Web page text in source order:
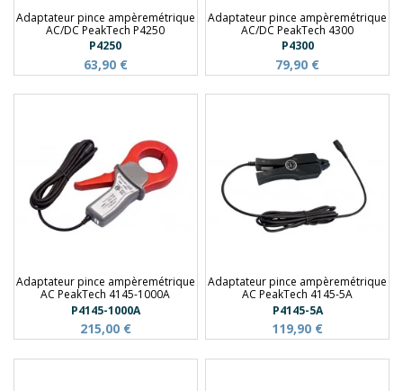
Adaptateur pince ampèremétrique
AC/DC PeakTech P4250
P4250
63,90 €
Adaptateur pince ampèremétrique
AC/DC PeakTech 4300
P4300
79,90 €
Adaptateur pince ampèremétrique
AC PeakTech 4145-1000A
P4145-1000A
215,00 €
Adaptateur pince ampèremétrique
AC PeakTech 4145-5A
P4145-5A
119,90 €